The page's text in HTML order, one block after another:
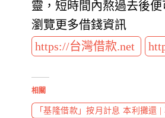
靈，短時間內熬過去後
瀏覽更多借錢資訊
https://台灣借款.net
相關
「基隆借款」按月計息 本利攤還 |